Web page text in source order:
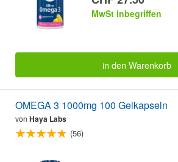
MwSt inbegriffen
in den Warenkorb
OMEGA 3 1000mg 100 Gelkapseln
von Haya Labs
(56)